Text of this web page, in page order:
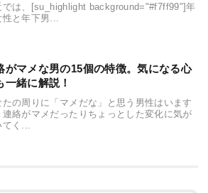
では、[su_highlight background="#f7ff99"]年
性と年下男...
がマメな男の15個の特徴。気になる心
一緒に解説！
たの周りに「マメだな」と思う男性はいます
連絡がマメだったりちょっとした変化に気が
てく...